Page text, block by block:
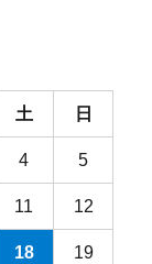
土 日
4 5
11 12
18 19